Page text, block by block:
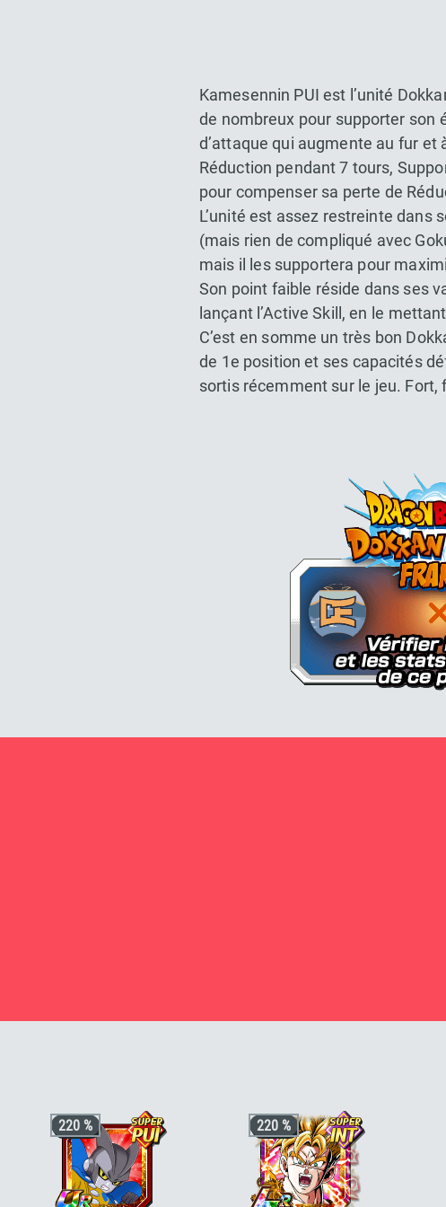
Kamesennin PUI est l’unité
de nombreux pour supporter son
d’attaque qui augmente au fur et
Réduction pendant 7 tours,
pour compenser sa perte de
L’unité est assez restreinte dans
(mais rien de compliqué avec
mais il les supportera pour
Son point faible réside dans ses
lançant l’Active Skill, en le
C’est en somme un très bon
de 1e position et ses capacités
sortis récemment sur le jeu. Fort,
220 % 220 %